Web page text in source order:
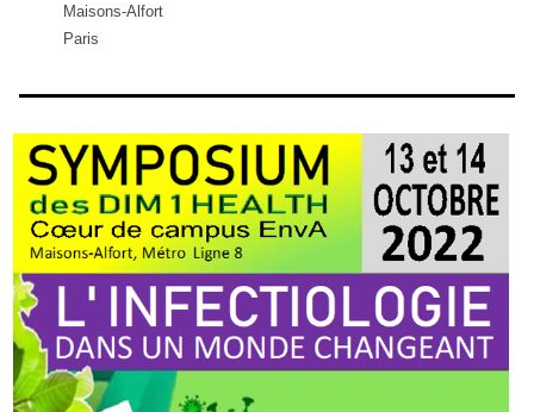
Maisons-Alfort
Paris